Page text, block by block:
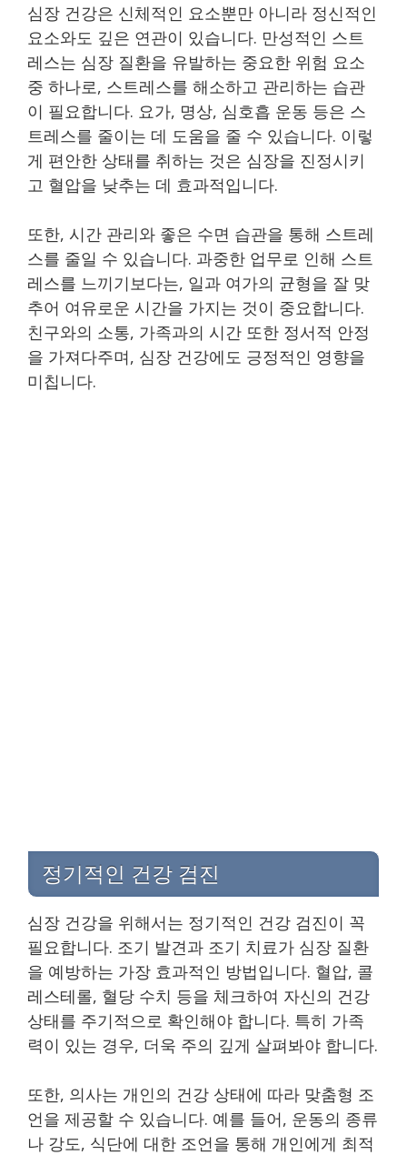
심장 건강은 신체적인 요소뿐만 아니라 정신적인
요소와도 깊은 연관이 있습니다. 만성적인 스트
레스는 심장 질환을 유발하는 중요한 위험 요소
중 하나로, 스트레스를 해소하고 관리하는 습관
이 필요합니다. 요가, 명상, 심호흡 운동 등은 스
트레스를 줄이는 데 도움을 줄 수 있습니다. 이렇
게 편안한 상태를 취하는 것은 심장을 진정시키
고 혈압을 낮추는 데 효과적입니다.
또한, 시간 관리와 좋은 수면 습관을 통해 스트레
스를 줄일 수 있습니다. 과중한 업무로 인해 스트
레스를 느끼기보다는, 일과 여가의 균형을 잘 맞
추어 여유로운 시간을 가지는 것이 중요합니다.
친구와의 소통, 가족과의 시간 또한 정서적 안정
을 가져다주며, 심장 건강에도 긍정적인 영향을
미칩니다.
정기적인 건강 검진
심장 건강을 위해서는 정기적인 건강 검진이 꼭
필요합니다. 조기 발견과 조기 치료가 심장 질환
을 예방하는 가장 효과적인 방법입니다. 혈압, 콜
레스테롤, 혈당 수치 등을 체크하여 자신의 건강
상태를 주기적으로 확인해야 합니다. 특히 가족
력이 있는 경우, 더욱 주의 깊게 살펴봐야 합니다.
또한, 의사는 개인의 건강 상태에 따라 맞춤형 조
언을 제공할 수 있습니다. 예를 들어, 운동의 종류
나 강도, 식단에 대한 조언을 통해 개인에게 최적